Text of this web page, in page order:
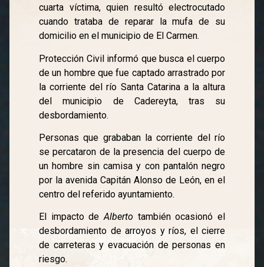
cuarta víctima, quien resultó electrocutado
cuando trataba de reparar la mufa de su
domicilio en el municipio de El Carmen.
Protección Civil informó que busca el cuerpo
de un hombre que fue captado arrastrado por
la corriente del río Santa Catarina a la altura
del municipio de Cadereyta, tras su
desbordamiento.
Personas que grababan la corriente del río
se percataron de la presencia del cuerpo de
un hombre sin camisa y con pantalón negro
por la avenida Capitán Alonso de León, en el
centro del referido ayuntamiento.
El impacto deAlberto también ocasionó el
desbordamiento de arroyos y ríos, el cierre
de carreteras y evacuación de personas en
riesgo.